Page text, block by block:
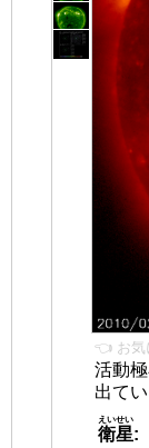
👈 お気
活動
出てい
衛星
えいせい
: